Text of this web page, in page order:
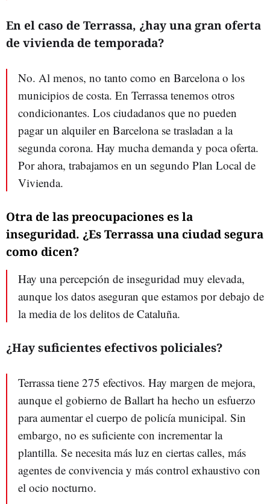
En el caso de Terrassa, ¿hay una gran oferta
de vivienda de temporada?
No. Al menos, no tanto como en Barcelona o los
municipios de costa. En Terrassa tenemos otros
condicionantes. Los ciudadanos que no pueden
pagar un alquiler en Barcelona se trasladan a la
segunda corona. Hay mucha demanda y poca oferta.
Por ahora, trabajamos en un segundo Plan Local de
Vivienda.
Otra de las preocupaciones es la
inseguridad. ¿Es Terrassa una ciudad segura
como dicen?
Hay una percepción de inseguridad muy elevada,
aunque los datos aseguran que estamos por debajo de
la media de los delitos de Cataluña.
¿Hay suficientes efectivos policiales?
Terrassa tiene 275 efectivos. Hay margen de mejora,
aunque el gobierno de Ballart ha hecho un esfuerzo
para aumentar el cuerpo de policía municipal. Sin
embargo, no es suficiente con incrementar la
plantilla. Se necesita más luz en ciertas calles, más
agentes de convivencia y más control exhaustivo con
el ocio nocturno.